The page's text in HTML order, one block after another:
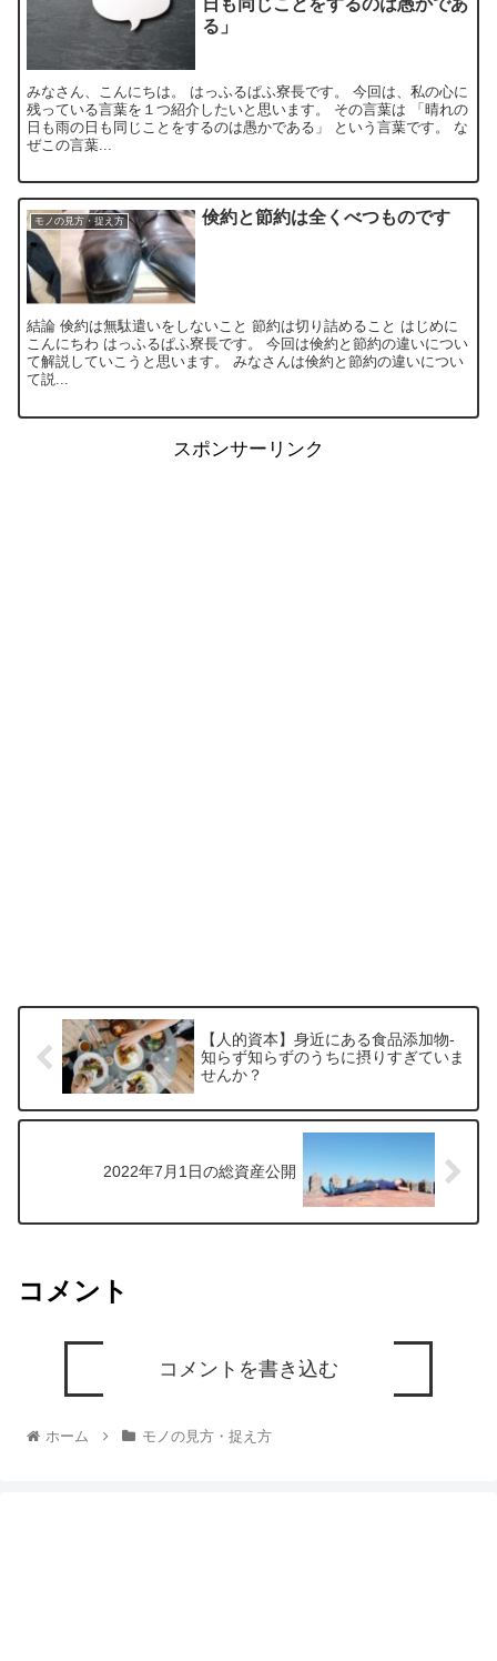
日も同じことをするのは愚かであ
る」
みなさん、こんにちは。 はっふるぱふ寮長です。 今回は、私の心に
残っている言葉を１つ紹介したいと思います。 その言葉は 「晴れの
日も雨の日も同じことをするのは愚かである」 という言葉です。 な
ぜこの言葉...
モノの見方・捉え方 倹約と節約は全くべつものです
結論 倹約は無駄遣いをしないこと 節約は切り詰めること はじめに
こんにちわ はっふるぱふ寮長です。 今回は倹約と節約の違いについ
て解説していこうと思います。 みなさんは倹約と節約の違いについ
て説...
スポンサーリンク
【人的資本】身近にある食品添加物‐
知らず知らずのうちに摂りすぎていま
せんか？
2022年7月1日の総資産公開
コメント
コメントを書き込む
ホーム モノの見方・捉え方